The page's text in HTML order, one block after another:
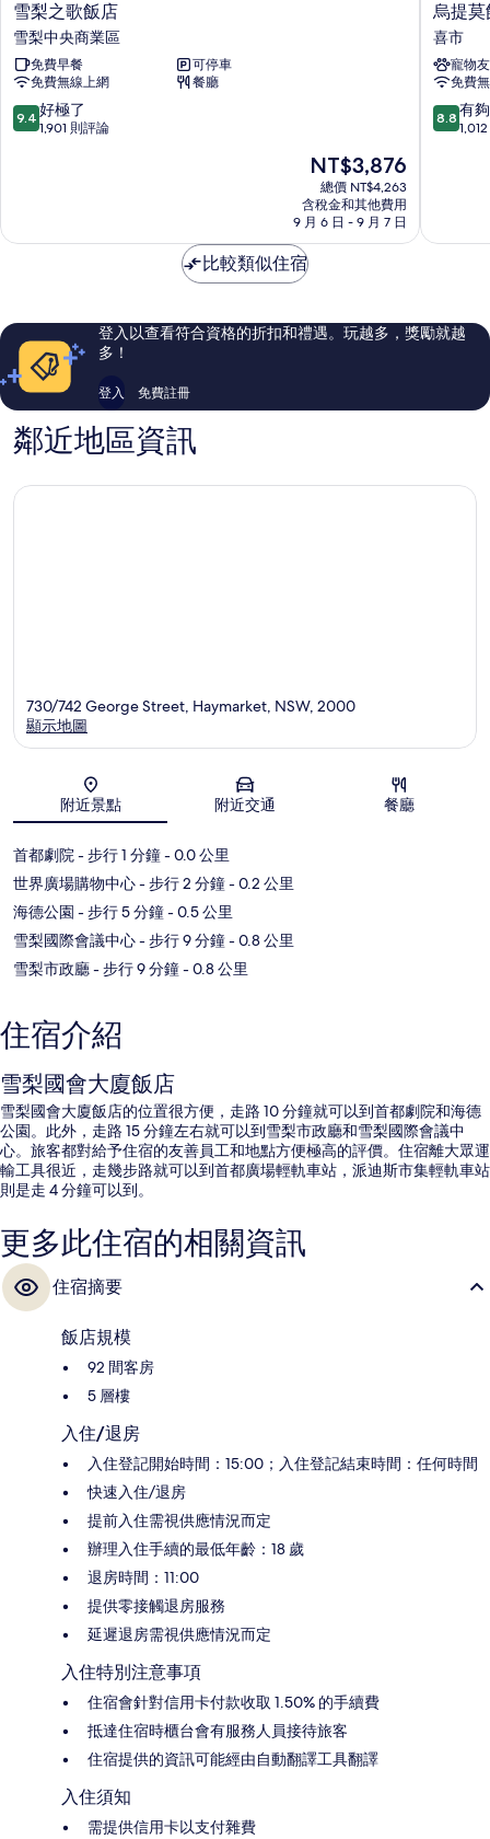
雪
梨
之
歌
飯
店
雪
區
雪梨之歌飯店
雪梨中央商業區
免費早餐
可停車
免費無線上網
餐廳
9.4
分，
極
評
論
9.4 好極了
1,901 則評論
現
在
價
格
為
NT$3,876
總價 NT$4,263
含稅金和其他費用
9 月 6 日 - 9 月 7 日
烏
提
莫
飯
店
喜
市
烏提莫
喜市
寵物
免費
8.8
分，
夠
評
論
8.8 有
比較類似住宿
登入以查看符合資格的折扣和禮遇。玩越多，獎勵就越
多！
登入 免費註冊
鄰近地區資訊
地圖
730/742 George Street, Haymarket, NSW, 2000
顯示地圖
附近景點 附近交通 餐廳
首都劇院- 步行 1 分鐘- 0.0 公里
世界廣場購物中心- 步行 2 分鐘- 0.2 公里
海德公園 - 步行 5 分鐘- 0.5 公里
雪梨國際會議中心- 步行 9 分鐘- 0.8 公里
雪梨市政廳- 步行 9 分鐘- 0.8 公里
住宿介紹
雪梨國會大廈飯店
雪梨國會大廈飯店的位置很方便，走路 10 分鐘就可以到首都劇院和海德
公園。此外，走路 15 分鐘左右就可以到雪梨市政廳和雪梨國際會議中
心。旅客都對給予住宿的友善員工和地點方便極高的評價。住宿離大眾運
輸工具很近，走幾步路就可以到首都廣場輕軌車站，派迪斯市集輕軌車站
則是走 4 分鐘可以到。
更多此住宿的相關資訊
住宿摘要
飯店規模
92 間客房
5 層樓
入住/退房
入住登記開始時間：15:00；入住登記結束時間：任何時間
快速入住/退房
提前入住需視供應情況而定
辦理入住手續的最低年齡：18 歲
退房時間：11:00
提供零接觸退房服務
延遲退房需視供應情況而定
入住特別注意事項
住宿會針對信用卡付款收取 1.50% 的手續費
抵達住宿時櫃台會有服務人員接待旅客
住宿提供的資訊可能經由自動翻譯工具翻譯
入住須知
需提供信用卡以支付雜費